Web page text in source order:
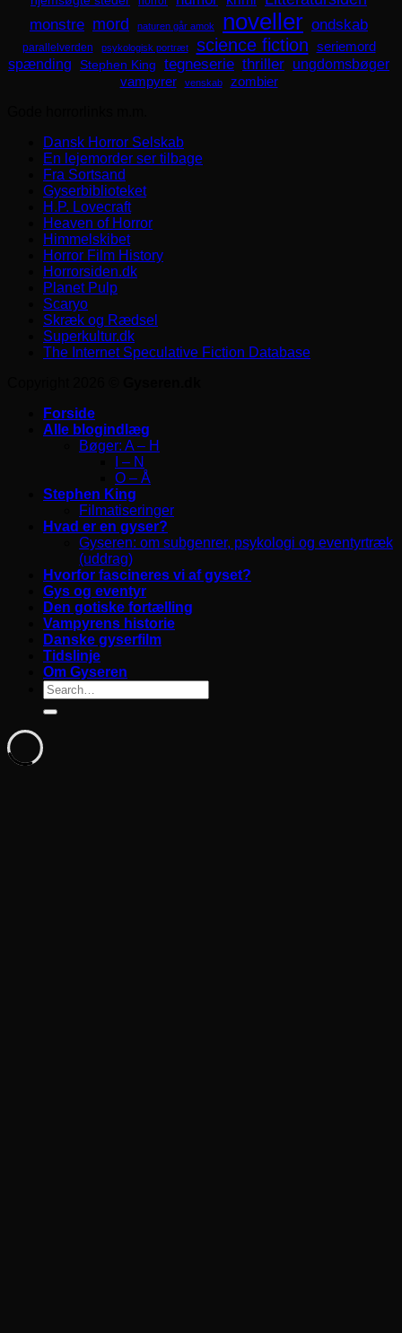
monstre mord naturen går amok noveller ondskab
parallelverden psykologisk portræt science fiction seriemord
spænding Stephen King tegneserie thriller ungdomsbøger
vampyrer venskab
zombier
Dansk Horror Selskab
En lejemorder ser tilbage
Fra Sortsand
Gyserbiblioteket
H.P. Lovecraft
Heaven of Horror
Himmelskibet
Horror Film History
Horrorsiden.dk
Planet Pulp
Scaryo
Skræk og Rædsel
Superkultur.dk
The Internet Speculative Fiction Database
Forside
Alle blogindlæg
Bøger: A – H
I – N
O – Å
Stephen King
Filmatiseringer
Hvad er en gyser?
Gyseren: om subgenrer, psykologi og eventyrtræk
(uddrag)
Hvorfor fascineres vi af gyset?
Gys og eventyr
Den gotiske fortælling
Vampyrens historie
Danske gyserfilm
Tidslinje
Om Gyseren